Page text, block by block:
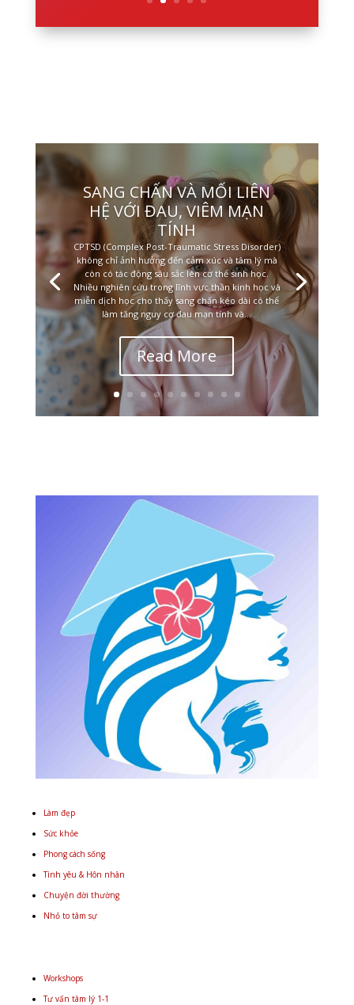
SANG CHẤN VÀ MỐI LIÊN
HỆ VỚI ĐAU, VIÊM MẠN
TÍNH
CPTSD (Complex Post-Traumatic Stress Disorder)
không chỉ ảnh hưởng đến cảm xúc và tâm lý mà
còn có tác động sâu sắc lên cơ thể sinh học.
Nhiều nghiên cứu trong lĩnh vực thần kinh học và
miễn dịch học cho thấy sang chấn kéo dài có thể
làm tăng nguy cơ đau mạn tính và...
Read More
Làm đẹp
Sức khỏe
Phong cách sống
Tình yêu & Hôn nhân
Chuyện đời thường
Nhỏ to tâm sự
Workshops
Tư vấn tâm lý 1-1